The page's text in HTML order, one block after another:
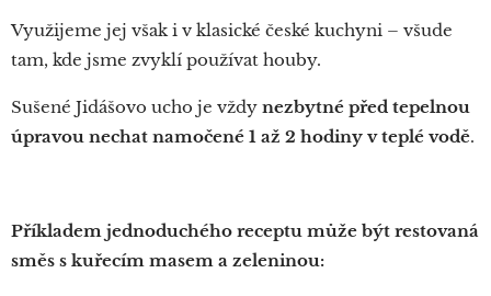
Využijeme jej však i v klasické české kuchyni – všude
tam, kde jsme zvyklí používat houby.
Sušené Jidášovo ucho je vždy nezbytné před tepelnou
úpravou nechat namočené 1 až 2 hodiny v teplé vodě.
Příkladem jednoduchého receptu může být restovaná
směs s kuřecím masem a zeleninou: